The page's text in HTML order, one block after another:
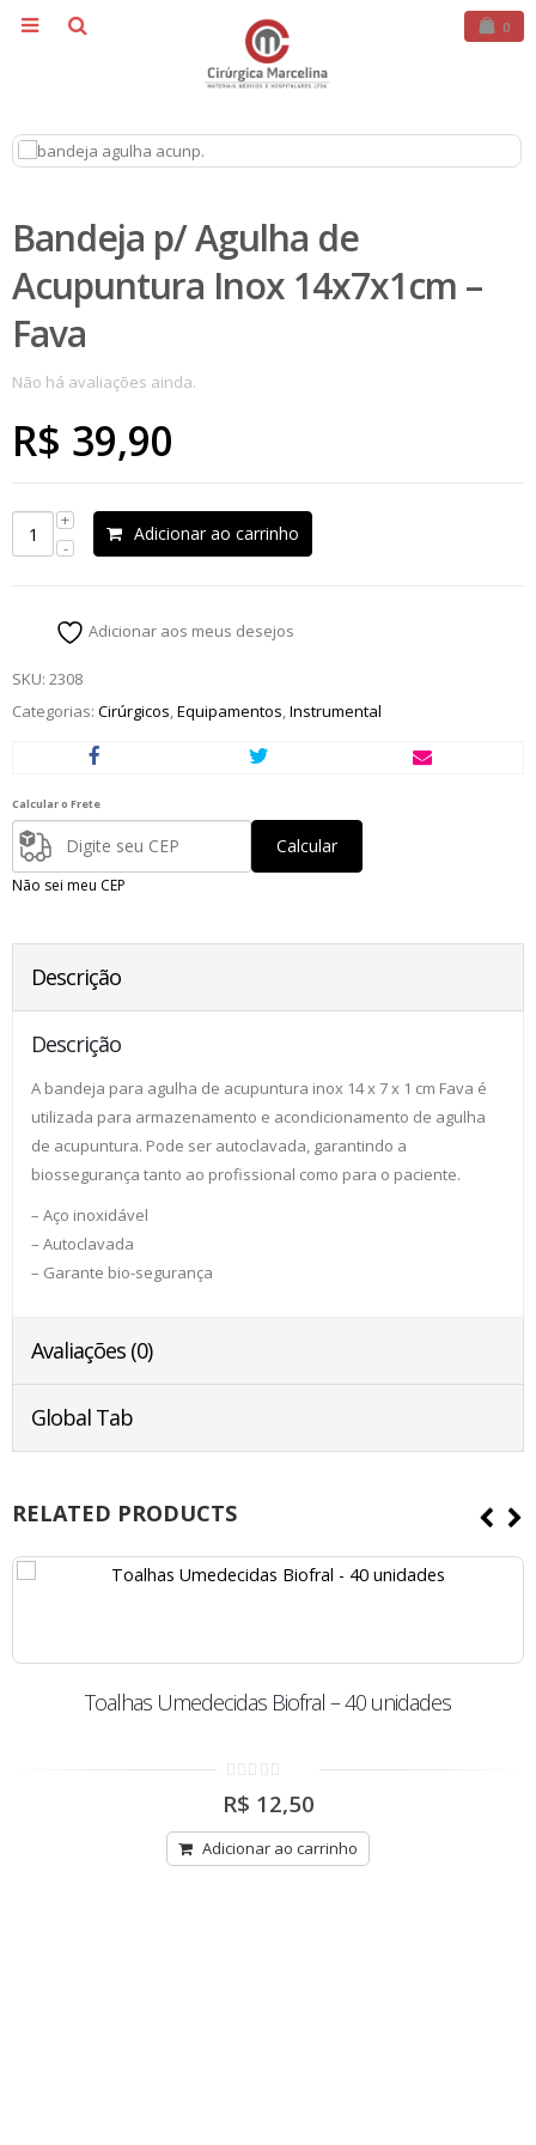
0
Bandeja p/ Agulha de
Acupuntura Inox 14x7x1cm –
Fava
Não há avaliações ainda.
R$ 39,90
Adicionar ao carrinho
Adicionar aos meus desejos
SKU: 2308
Categorias: Cirúrgicos,Equipamentos,Instrumental
Calcular o Frete
Calcular
Não sei meu CEP
Descrição
Descrição
A bandeja para agulha de acupuntura inox 14 x 7 x 1 cm Fava é
utilizada para armazenamento e acondicionamento de agulha
de acupuntura. Pode ser autoclavada, garantindo a
biossegurança tanto ao profissional como para o paciente.
– Aço inoxidável
– Autoclavada
– Garante bio-segurança
Avaliações (0)
Global Tab
RELATED PRODUCTS
Toalhas Umedecidas Biofral – 40 unidades
0
out
5
R$ 12,50
Adicionar ao carrinho